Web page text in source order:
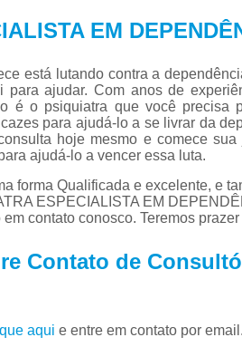
EM
está lutando contra a
para ajudar. Com anos de
é o psiquiatra que você precisa
para ajudá-lo a se livrar da
hoje mesmo e comece
ajudá-lo a vencer essa luta.
forma Qualificada e excelente, e
ESPECIALISTA EM
contato conosco. Teremos
Contato de
aqui e entre em contato por email.